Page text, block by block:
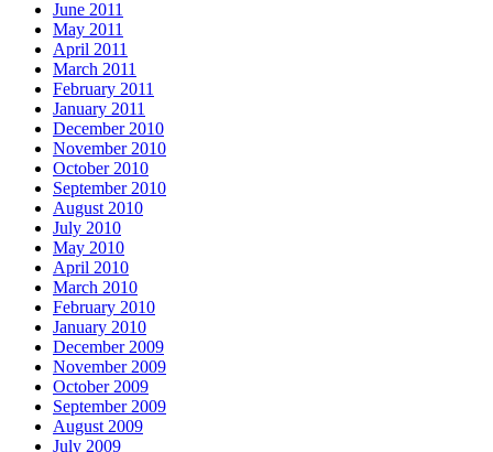
June 2011
May 2011
April 2011
March 2011
February 2011
January 2011
December 2010
November 2010
October 2010
September 2010
August 2010
July 2010
May 2010
April 2010
March 2010
February 2010
January 2010
December 2009
November 2009
October 2009
September 2009
August 2009
July 2009